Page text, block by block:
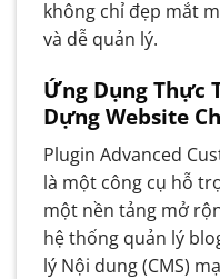
không chỉ đẹp mắt
và dễ quản lý.
Ứng Dụng Thực
Dựng Website
Plugin Advanced
là một công cụ hỗ
một nền tảng mở
hệ thống quản lý
lý Nội dung (CMS)